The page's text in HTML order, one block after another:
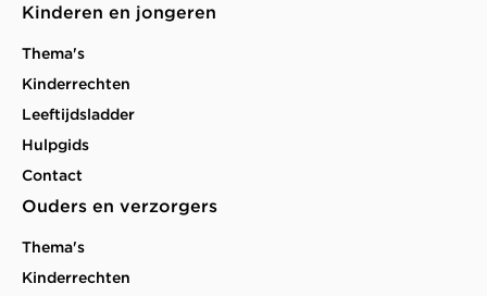
Kinderen en jongeren
Thema's
Kinderrechten
Leeftijdsladder
Hulpgids
Contact
Ouders en verzorgers
Thema's
Kinderrechten